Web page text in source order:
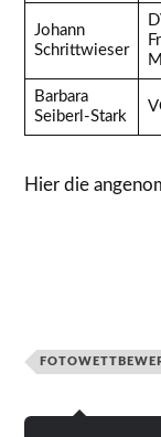
Johann
Schrittwieser
Barbara
Seiberl-Stark
Hier die
–
der